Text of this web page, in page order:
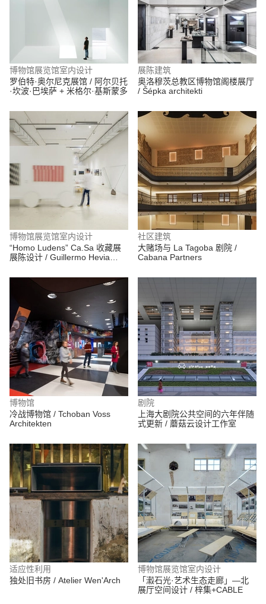
博物馆展览馆室内设计
罗伯特·奥尔尼克展馆 / 阿尔贝托
·坎波·巴埃萨 + 米格尔·基斯蒙多
展陈建筑
奥洛穆茨总教区博物馆阁楼展厅
/ Šépka architekti
博物馆展览馆室内设计
“Homo Ludens” Ca.Sa 收藏展
展陈设计 / Guillermo Hevia
社区建筑
大赌场与 La Tagoba 剧院 /
Cabana Partners
博物馆
冷战博物馆 / Tchoban Voss
Architekten
剧院
上海大剧院公共空间的六年伴随
式更新 / 蘑菇云设计工作室
适应性利用
独处旧书房 / Atelier Wen'Arch
博物馆展览馆室内设计
「瀫石光·艺术生态走廊」—北
展厅空间设计 / 梓集+CABLE